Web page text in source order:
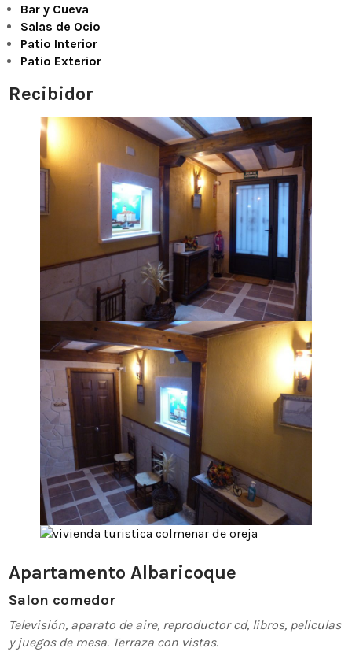
Bar y Cueva
Salas de Ocio
Patio Interior
Patio Exterior
Recibidor
Apartamento Albaricoque
Salon comedor
Televisión, aparato de aire, reproductor cd, libros, peliculas
y juegos de mesa. Terraza con vistas.